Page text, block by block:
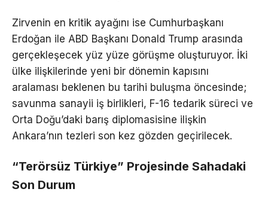
Zirvenin en kritik ayağını ise Cumhurbaşkanı
Erdoğan ile ABD Başkanı Donald Trump arasında
gerçekleşecek yüz yüze görüşme oluşturuyor. İki
ülke ilişkilerinde yeni bir dönemin kapısını
aralaması beklenen bu tarihi buluşma öncesinde;
savunma sanayii iş birlikleri, F-16 tedarik süreci ve
Orta Doğu’daki barış diplomasisine ilişkin
Ankara’nın tezleri son kez gözden geçirilecek.
“Terörsüz Türkiye” Projesinde Sahadaki
Son Durum